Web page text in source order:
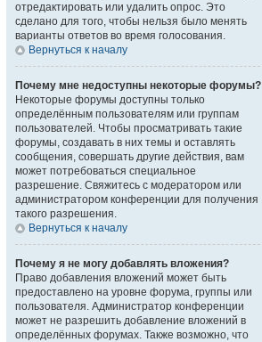
отредактировать или удалить опрос. Это
сделано для того, чтобы нельзя было менять
варианты ответов во время голосования.
Вернуться к началу
Почему мне недоступны некоторые форумы?
Некоторые форумы доступны только
определённым пользователям или группам
пользователей. Чтобы просматривать такие
форумы, создавать в них темы и оставлять
сообщения, совершать другие действия, вам
может потребоваться специальное
разрешение. Свяжитесь с модератором или
администратором конференции для получения
такого разрешения.
Вернуться к началу
Почему я не могу добавлять вложения?
Право добавления вложений может быть
предоставлено на уровне форума, группы или
пользователя. Администратор конференции
может не разрешить добавление вложений в
определённых форумах. Также возможно, что